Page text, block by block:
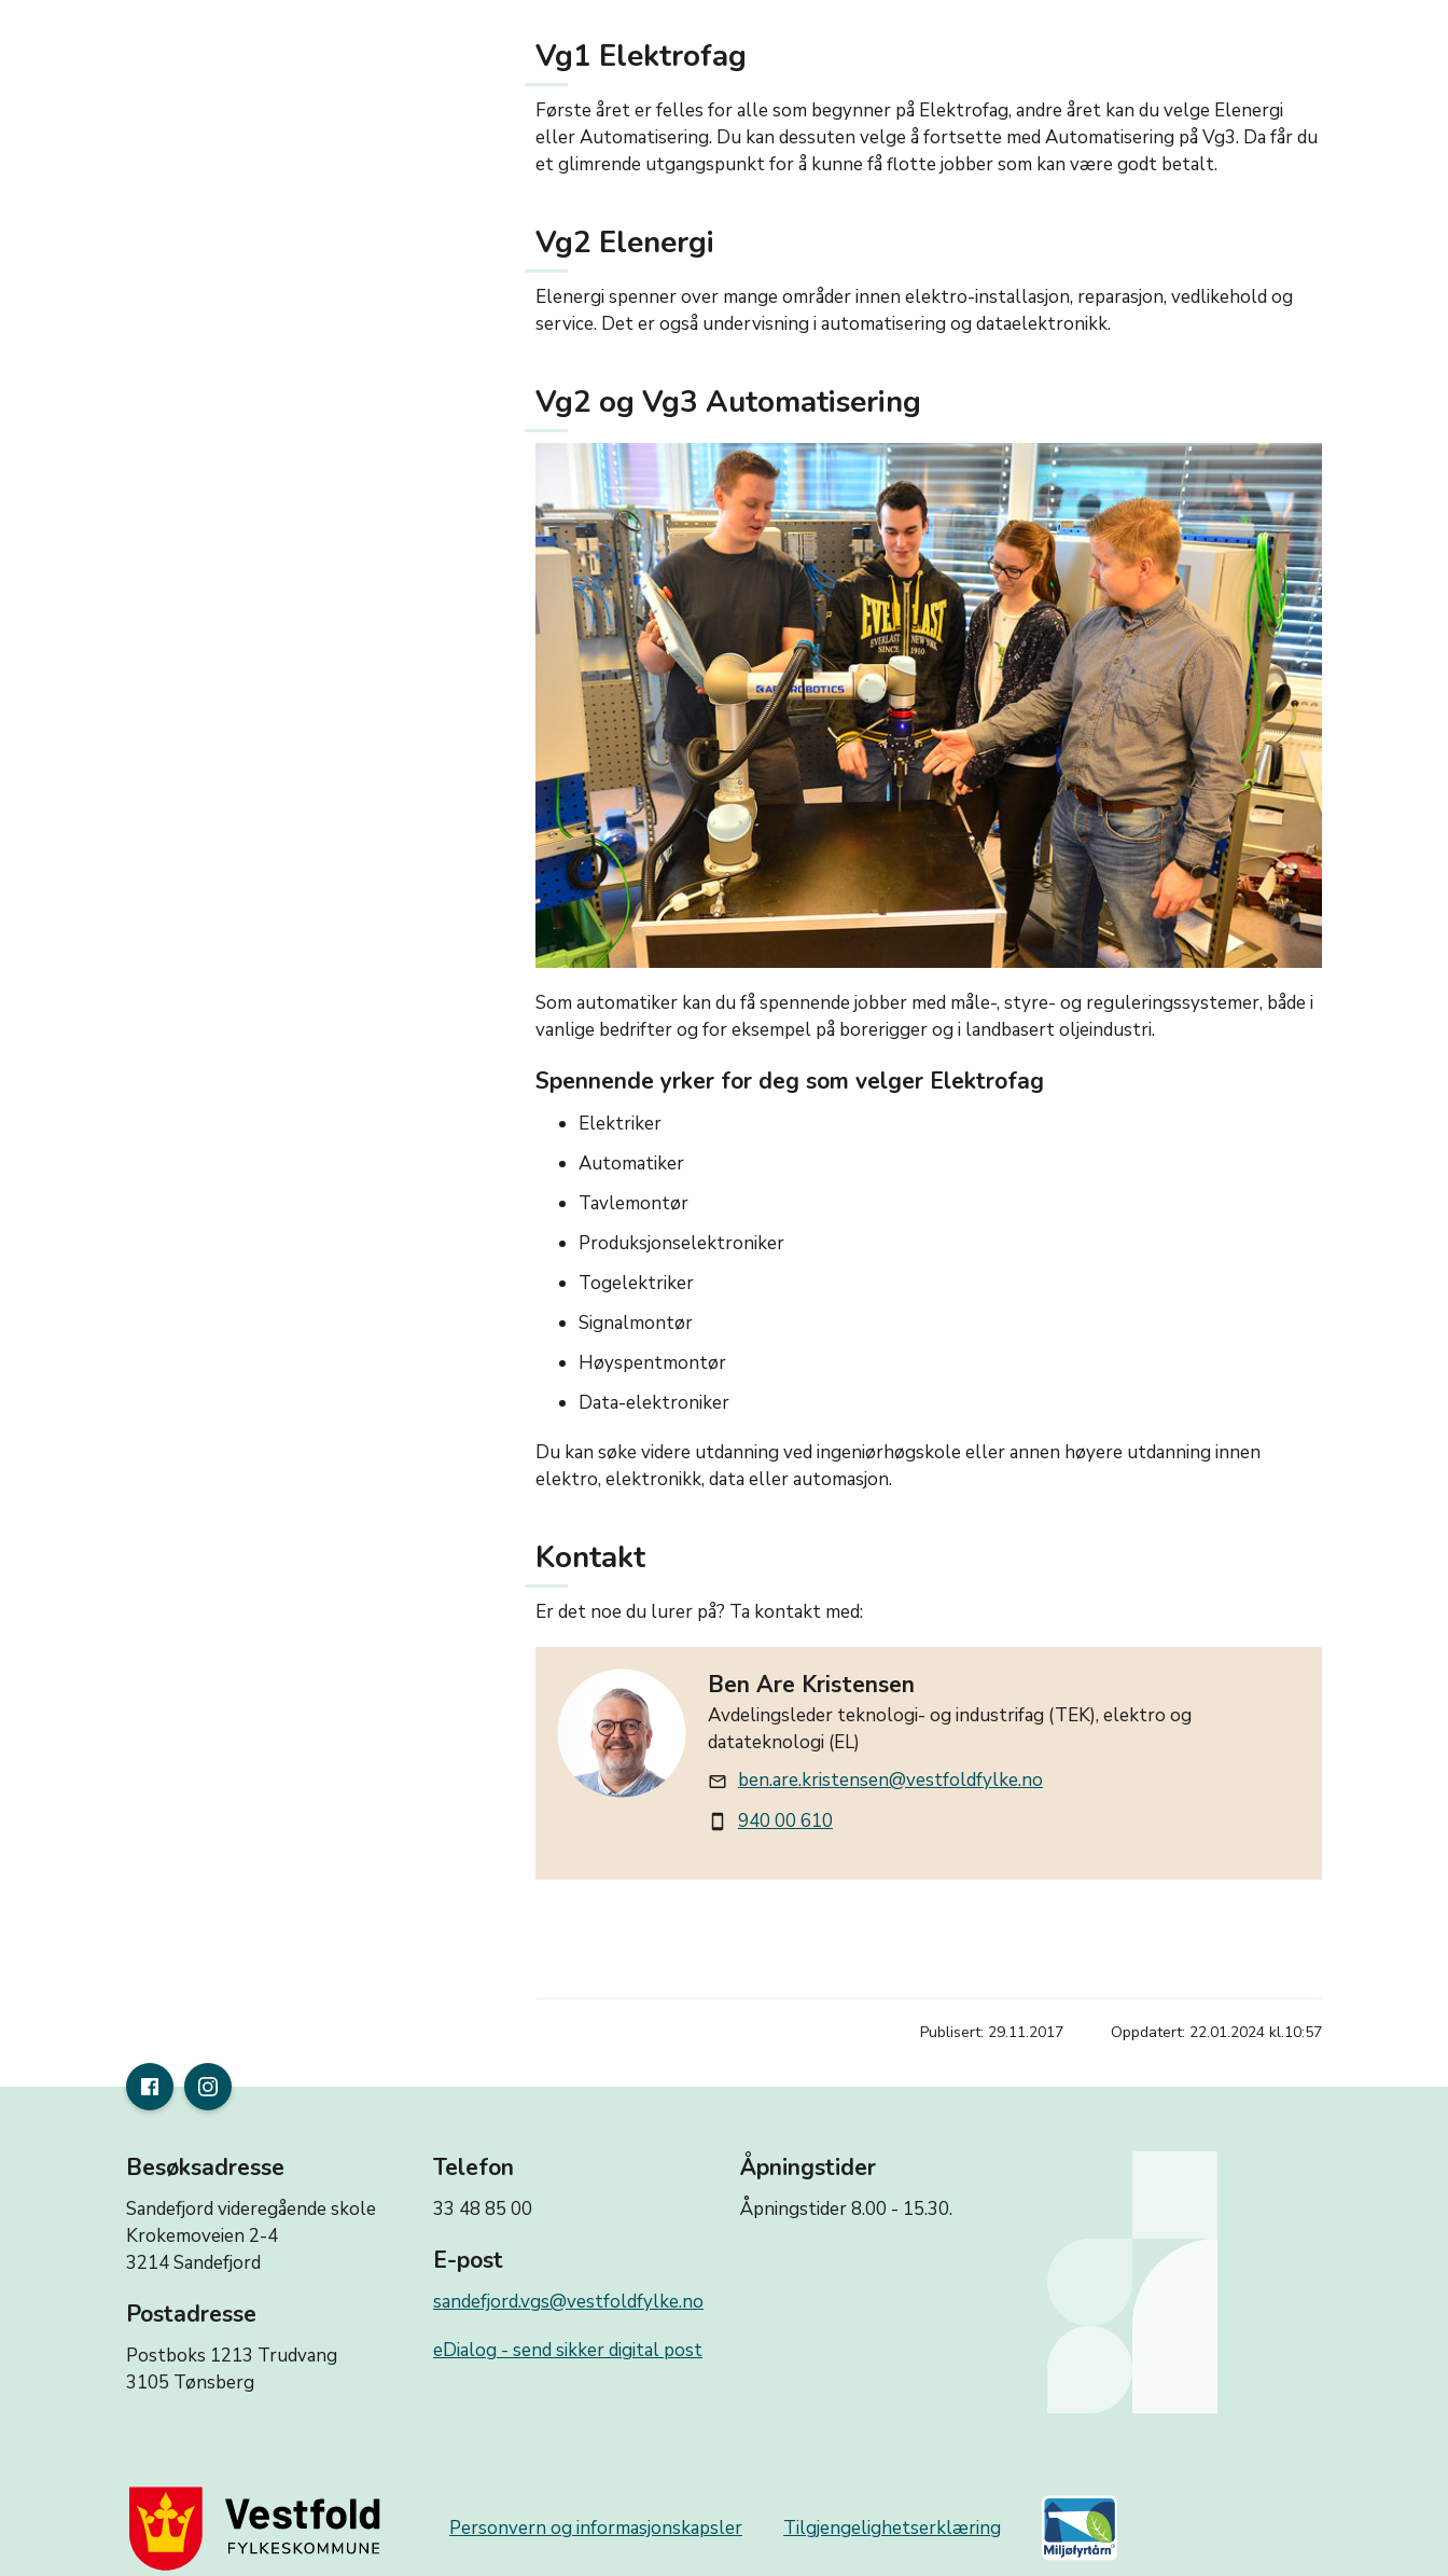
Vg1 Elektrofag
Første året er felles for alle som begynner på Elektrofag, andre året kan du velge Elenergi
eller Automatisering. Du kan dessuten velge å fortsette med Automatisering på Vg3. Da får du
et glimrende utgangspunkt for å kunne få flotte jobber som kan være godt betalt.
Vg2 Elenergi
Elenergi spenner over mange områder innen elektro-installasjon, reparasjon, vedlikehold og
service. Det er også undervisning i automatisering og dataelektronikk.
Vg2 og Vg3 Automatisering
Som automatiker kan du få spennende jobber med måle-, styre- og reguleringssystemer, både i
vanlige bedrifter og for eksempel på borerigger og i landbasert oljeindustri.
Spennende yrker for deg som velger Elektrofag
Elektriker
Automatiker
Tavlemontør
Produksjonselektroniker
Togelektriker
Signalmontør
Høyspentmontør
Data-elektroniker
Du kan søke videre utdanning ved ingeniørhøgskole eller annen høyere utdanning innen
elektro, elektronikk, data eller automasjon.
Kontakt
Er det noe du lurer på? Ta kontakt med:
Ben Are Kristensen
Avdelingsleder teknologi- og industrifag (TEK), elektro og
datateknologi (EL)
mail_outline ben.are.kristensen@vestfoldfylke.no
smartphone 940 00 610
Publisert: 29.11.2017 Oppdatert: 22.01.2024 kl.10:57
Besøksadresse
Sandefjord videregående skole
Krokemoveien 2-4
3214 Sandefjord
Postadresse
Postboks 1213 Trudvang
3105 Tønsberg
Telefon
33 48 85 00
E-post
sandefjord.vgs@vestfoldfylke.no
eDialog - send sikker digital post
Åpningstider
Åpningstider 8.00 - 15.30.
Personvern og informasjonskapsler Tilgjengelighetserklæring